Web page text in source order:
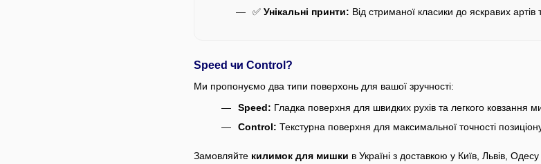
✅ Унікальні принти: Від стриманої класики до яскравих
Speed чи Control?
Ми пропонуємо два типи поверхонь для вашої зручності:
Speed: Гладка поверхня для швидких рухів та легкого ковзання
Control: Текстурна поверхня для максимальної точності
Замовляйте килимок для мишки в Україні з доставкою у Київ, Львів,